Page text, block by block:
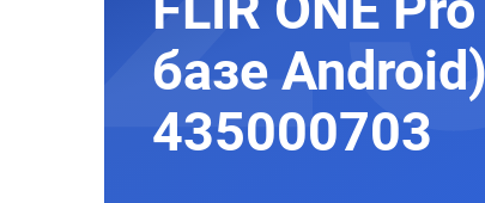
базе Android)
435000703